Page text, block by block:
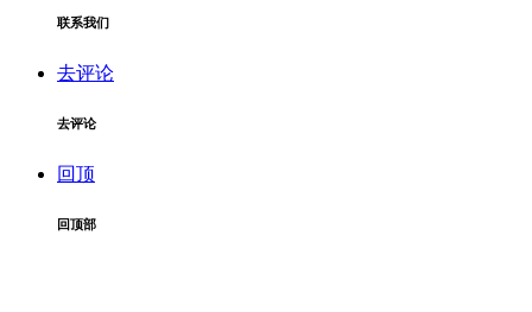
联系我们
去评论
去评论
回顶
回顶部